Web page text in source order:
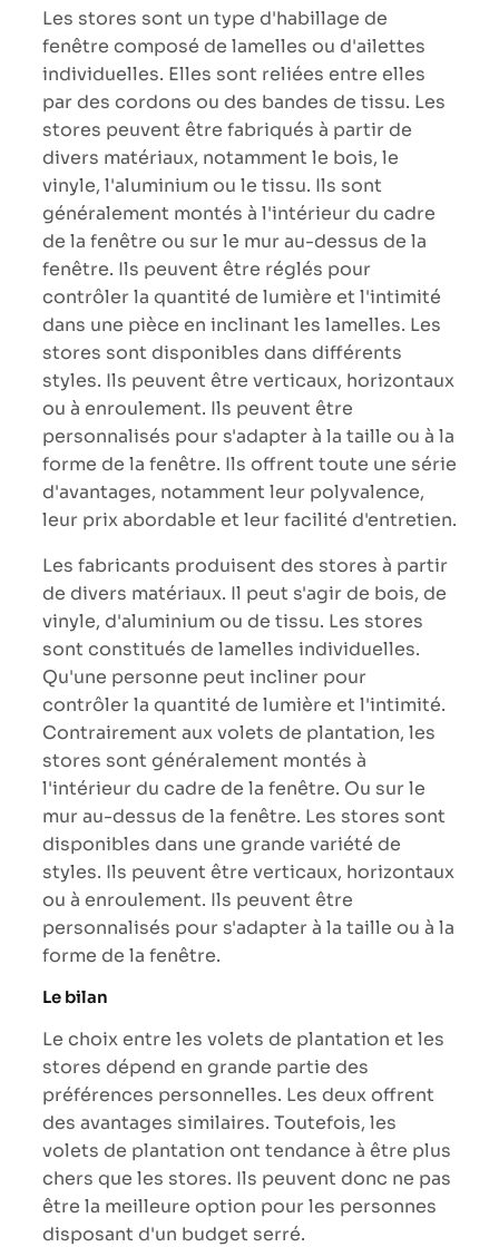
Les stores sont un type d'habillage de
fenêtre composé de lamelles ou d'ailettes
individuelles. Elles sont reliées entre elles
par des cordons ou des bandes de tissu. Les
stores peuvent être fabriqués à partir de
divers matériaux, notamment le bois, le
vinyle, l'aluminium ou le tissu. Ils sont
généralement montés à l'intérieur du cadre
de la fenêtre ou sur le mur au-dessus de la
fenêtre. Ils peuvent être réglés pour
contrôler la quantité de lumière et l'intimité
dans une pièce en inclinant les lamelles. Les
stores sont disponibles dans différents
styles. Ils peuvent être verticaux, horizontaux
ou à enroulement. Ils peuvent être
personnalisés pour s'adapter à la taille ou à la
forme de la fenêtre. Ils offrent toute une série
d'avantages, notamment leur polyvalence,
leur prix abordable et leur facilité d'entretien.
Les fabricants produisent des stores à partir
de divers matériaux. Il peut s'agir de bois, de
vinyle, d'aluminium ou de tissu. Les stores
sont constitués de lamelles individuelles.
Qu'une personne peut incliner pour
contrôler la quantité de lumière et l'intimité.
Contrairement aux volets de plantation, les
stores sont généralement montés à
l'intérieur du cadre de la fenêtre. Ou sur le
mur au-dessus de la fenêtre. Les stores sont
disponibles dans une grande variété de
styles. Ils peuvent être verticaux, horizontaux
ou à enroulement. Ils peuvent être
personnalisés pour s'adapter à la taille ou à la
forme de la fenêtre.
Le bilan
Le choix entre les volets de plantation et les
stores dépend en grande partie des
préférences personnelles. Les deux offrent
des avantages similaires. Toutefois, les
volets de plantation ont tendance à être plus
chers que les stores. Ils peuvent donc ne pas
être la meilleure option pour les personnes
disposant d'un budget serré.